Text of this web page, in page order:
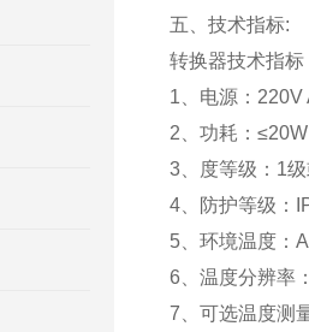
五、技术指标:
转换器技术指
1、电源：
2、功耗：
3、度等级：1
4、防护等级：
5、环境温度：
6、温度分辨率
7、可选温度测